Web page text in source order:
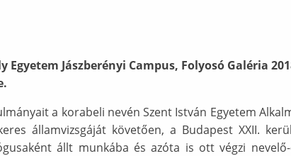
Jászberényi Campus, Folyosó Galéria
a korabeli nevén Szent István Egyetem
államvizsgáját követően, a Budapest XXII.
állt munkába és azóta is ott végzi